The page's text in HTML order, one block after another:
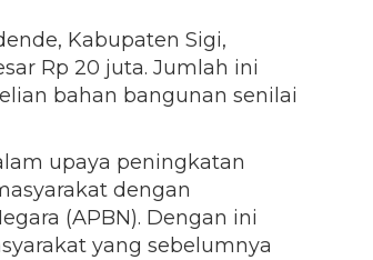
Kabupaten Sigi,
Rp 20 juta. Jumlah ini
bahan bangunan senilai
upaya peningkatan
dengan
(APBN). Dengan ini
yang sebelumnya